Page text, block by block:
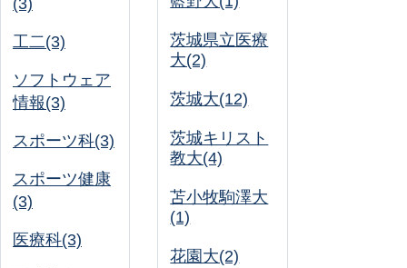
(3)
工二(3)
ソフトウェア
情報(3)
スポーツ科(3)
スポーツ健康
(3)
医療科(3)
茨城県立医療
大(2)
茨城大(12)
茨城キリスト
教大(4)
苫小牧駒澤大
(1)
花園大(2)